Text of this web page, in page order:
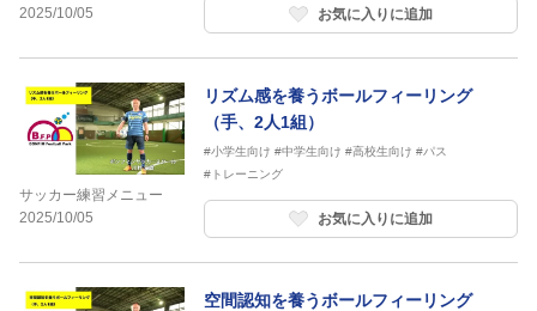
2025/10/05
お気に入りに追加
サッカー練習メニュー
2025/10/05
リズム感を養うボールフィーリング
（手、2人1組）
#小学生向け #中学生向け #高校生向け #パス
#トレーニング
お気に入りに追加
空間認知を養うボールフィーリング